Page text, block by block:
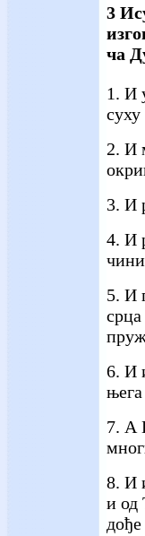
3
ча
1. И
суху
2. И
3. И
4. И
5. И
6. И
7. А
8. И
и од